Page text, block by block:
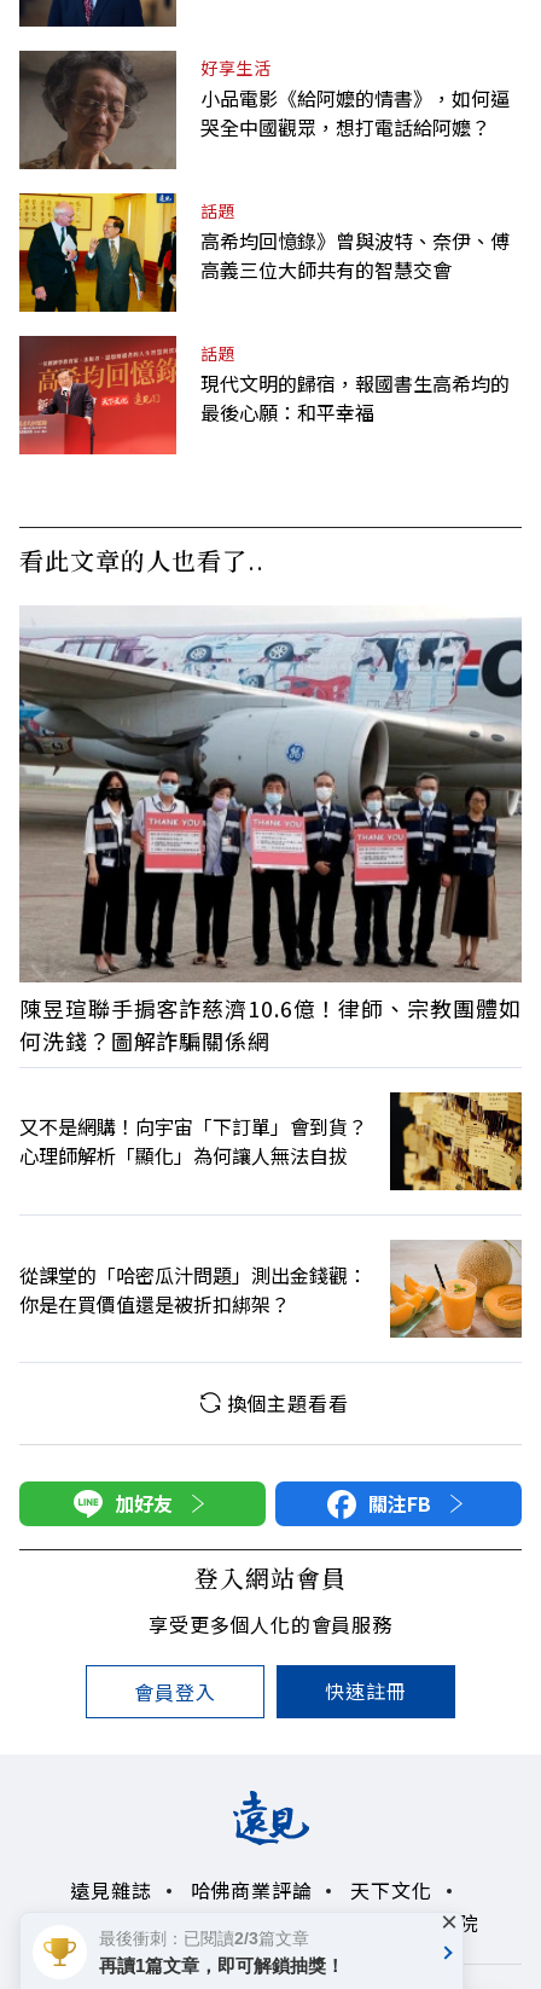
好享生活
小品電影《給阿嬤的情書》，如何逼
哭全中國觀眾，想打電話給阿嬤？
話題
高希均回憶錄》曾與波特、奈伊、傅
高義三位大師共有的智慧交會
話題
現代文明的歸宿，報國書生高希均的
最後心願：和平幸福
看此文章的人也看了..
陳昱瑄聯手掮客詐慈濟10.6億！律師、宗教團體如
何洗錢？圖解詐騙關係網
又不是網購！向宇宙「下訂單」會到貨？
心理師解析「顯化」為何讓人無法自拔
從課堂的「哈密瓜汁問題」測出金錢觀：
你是在買價值還是被折扣綁架？
換個主題看看
加好友 關注FB
登入網站會員
享受更多個人化的會員服務
會員登入 快速註冊
遠見雜誌 哈佛商業評論
天下文化
未來親子學習平台
50+ 領導影響力學院
最後衝刺：已閱讀2/3篇文章
再讀1篇文章，即可解鎖抽獎！
×